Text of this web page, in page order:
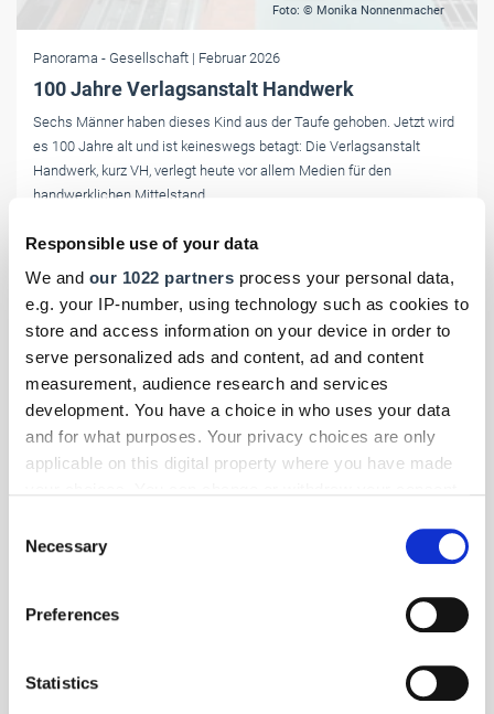
Responsible use of your data
We and our 1022 partners process your personal data,
e.g. your IP-number, using technology such as cookies to
store and access information on your device in order to
serve personalized ads and content, ad and content
measurement, audience research and services
development. You have a choice in who uses your data
and for what purposes. Your privacy choices are only
applicable on this digital property where you have made
the Privacy trigger icon.
Collect information about your geographical location
Identify your device by actively scanning it for
Selection
Necessary
Preferences
Statistics
Foto: © Monika Nonnenmacher
Panorama - Gesellschaft | Februar 2026
100 Jahre Verlagsanstalt Handwerk
Sechs Männer haben dieses Kind aus der Taufe gehoben. Jetzt wird
es 100 Jahre alt und ist keineswegs betagt: Die Verlagsanstalt
Handwerk, kurz VH, verlegt ­heute vor allem Medien für den
handwerklichen Mittelstand.
Foto: © Messe Frankfurt Exhibition GmbH / Pietro Sutera
Kunsthandwerk: 74. Hessischer Staatspreis